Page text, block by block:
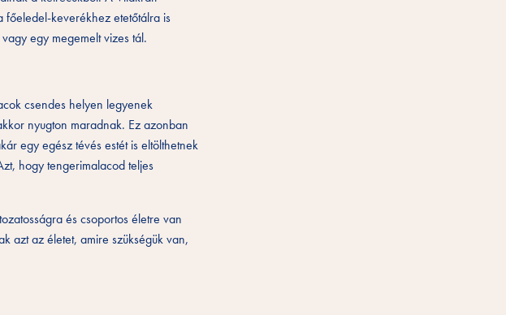
főeledel-keverékhez etetőtálra is
egy megemelt vizes tál.
csendes helyen legyenek
nyugton maradnak. Ez azonban
egy egész tévés estét is eltölthetnek
hogy tengerimalacod teljes
és csoportos életre van
azt az életet, amire szükségük van,